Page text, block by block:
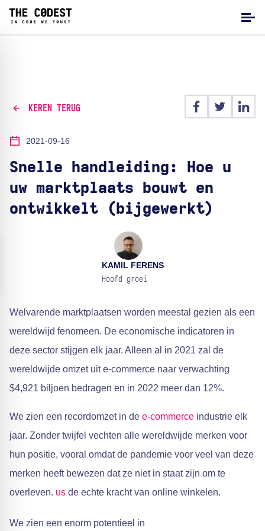
KEREN TERUG
2021-09-16
Snelle handleiding: Hoe u
uw marktplaats bouwt en
ontwikkelt (bijgewerkt)
KAMIL FERENS
Hoofd groei
Welvarende marktplaatsen worden meestal gezien als een
wereldwijd fenomeen. De economische indicatoren in
deze sector stijgen elk jaar. Alleen al in 2021 zal de
wereldwijde omzet uit e-commerce naar verwachting
$4,921 biljoen bedragen en in 2022 meer dan 12%.
We zien een recordomzet in de e-commerce industrie elk
jaar. Zonder twijfel vechten alle wereldwijde merken voor
hun positie, vooral omdat de pandemie voor veel van deze
merken heeft bewezen dat ze niet in staat zijn om te
overleven. us de echte kracht van online winkelen.
We zien een enorm potentieel in